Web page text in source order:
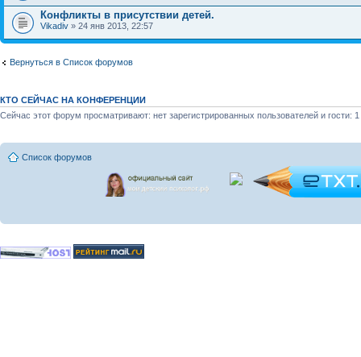
Конфликты в присутствии детей.
Vikadiv » 24 янв 2013, 22:57
Вернуться в Список форумов
КТО СЕЙЧАС НА КОНФЕРЕНЦИИ
Сейчас этот форум просматривают: нет зарегистрированных пользователей и гости: 1
Список форумов